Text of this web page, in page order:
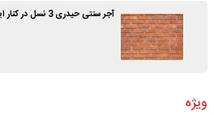
آجر سنتی حیدری 3 نسل در کنار ایرانیان
ویژه